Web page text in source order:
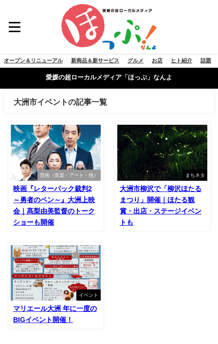
オープン＆リニューアル 新商品＆新サービス グルメ お店 ヒト紹介 話題
愛媛の超ローカルメディア「ほっぷ」なんよ
大洲市イベントの記事一覧
芸術（音楽・アート・他）
映画『レターパック裁判2
～勇者のペン～』大洲上映
会｜髙梨由美監督のトーク
ショーも開催
まちネタ
大洲市柳沢で「柳沢ほたる
まつり」開催｜ほたる観
賞・出店・ステージイベン
トも
イベント
マリエール大洲 年に一度の
BIGイベント開催！